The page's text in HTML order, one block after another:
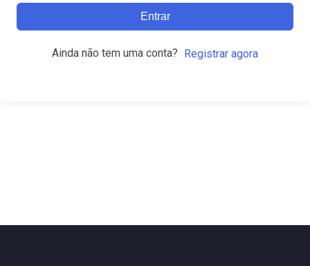
Entrar
Ainda não tem uma conta? Registrar agora